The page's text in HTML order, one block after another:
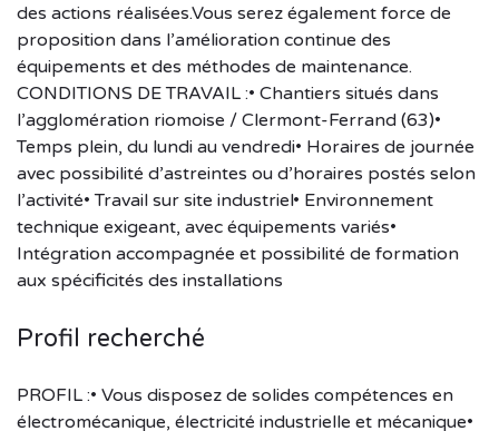
des actions réalisées.Vous serez également force de
proposition dans l’amélioration continue des
équipements et des méthodes de maintenance.
CONDITIONS DE TRAVAIL :• Chantiers situés dans
l’agglomération riomoise / Clermont-Ferrand (63)•
Temps plein, du lundi au vendredi• Horaires de journée
avec possibilité d’astreintes ou d’horaires postés selon
l’activité• Travail sur site industriel• Environnement
technique exigeant, avec équipements variés•
Intégration accompagnée et possibilité de formation
aux spécificités des installations
Profil recherché
PROFIL :• Vous disposez de solides compétences en
électromécanique, électricité industrielle et mécanique•